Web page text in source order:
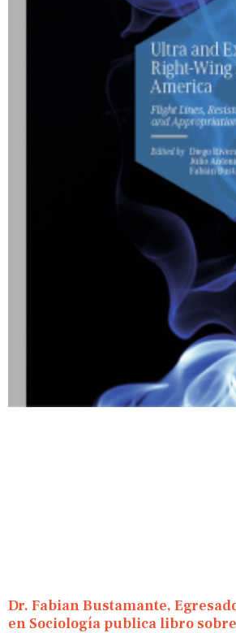
Dr. Fabian Bustamante,
en Sociología publica libro